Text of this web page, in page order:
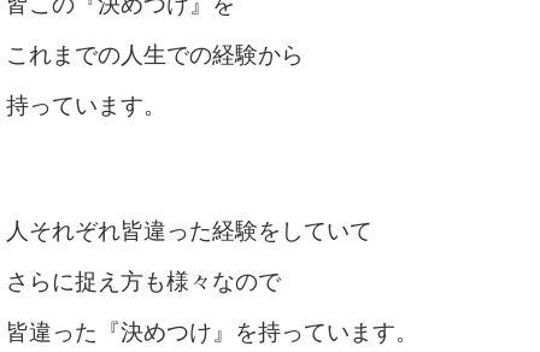
これまでの人生での経験から
持っています。
人それぞれ皆違った経験をしていて
さらに捉え方も様々なので
皆違った『決めつけ』を持っています。